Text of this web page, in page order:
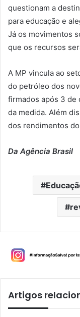
questionam a
para educação e
Já os movimentos
que os recursos
A MP vincula ao
do petróleo dos
firmados após 3 de
da medida. Além
dos rendimentos
Da Agência Brasil
Artigos